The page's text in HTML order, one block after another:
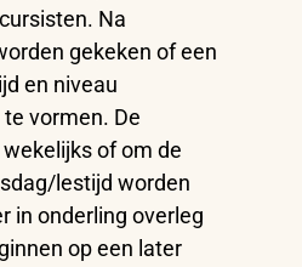
Na
gekeken of een
en niveau
vormen. De
of om de
lestijd worden
in onderling overleg
op een later